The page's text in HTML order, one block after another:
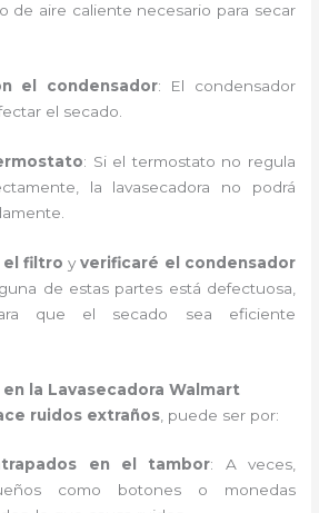
de aire caliente necesario para secar
el condensador: El condensador
el secado.
: Si el termostato no regula
la lavasecadora no podrá
el filtro yverificaré el condensador
de estas partes está defectuosa,
que el secado sea eficiente
la Lavasecadora Walmart
ruidos extraños , puede ser por:
en el tambor: A veces,
como botones o monedas